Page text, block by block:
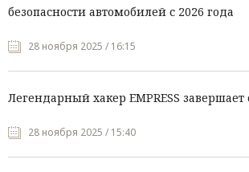
безопасности автомобилей с 2026 года
28 ноября 2025 / 16:15
Легендарный хакер EMPRESS
28 ноября 2025 / 15:40